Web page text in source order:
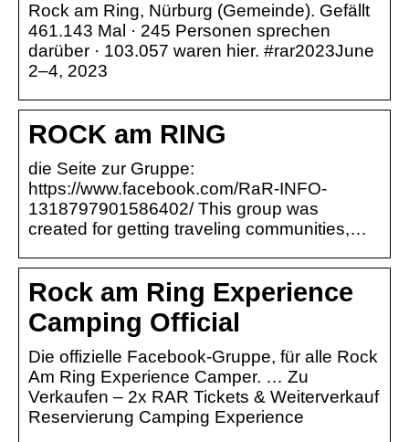
Rock am Ring, Nürburg (Gemeinde). Gefällt
461.143 Mal · 245 Personen sprechen
darüber · 103.057 waren hier. #rar2023June
2–4, 2023
ROCK am RING
die Seite zur Gruppe:
https://www.facebook.com/RaR-INFO-
1318797901586402/ This group was
created for getting traveling communities,…
Rock am Ring Experience
Camping Official
Die offizielle Facebook-Gruppe, für alle Rock
Am Ring Experience Camper. … Zu
Verkaufen – 2x RAR Tickets & Weiterverkauf
Reservierung Camping Experience